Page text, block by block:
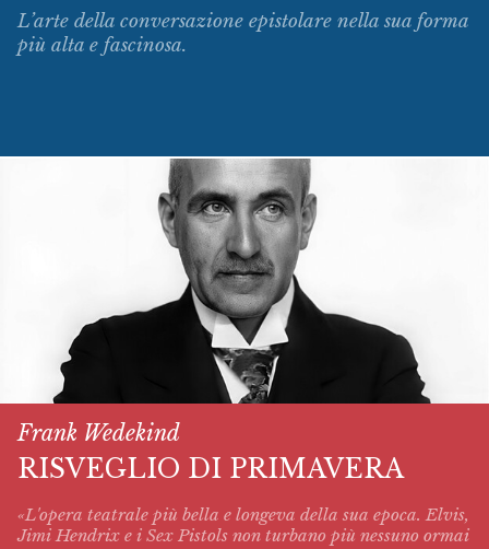
L’arte della conversazione epistolare nella sua forma
più alta e fascinosa.
Frank Wedekind
RISVEGLIO DI PRIMAVERA
«L'opera teatrale più bella e longeva della sua epoca. Elvis,
Jimi Hendrix e i Sex Pistols non turbano più nessuno ormai